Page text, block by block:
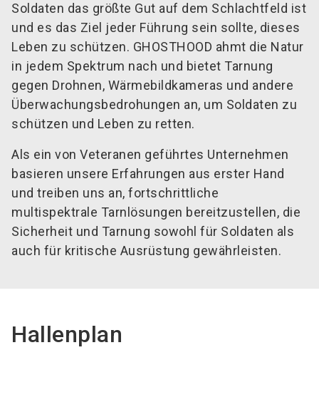
Soldaten das größte Gut auf dem Schlachtfeld ist
und es das Ziel jeder Führung sein sollte, dieses
Leben zu schützen. GHOSTHOOD ahmt die Natur
in jedem Spektrum nach und bietet Tarnung
gegen Drohnen, Wärmebildkameras und andere
Überwachungsbedrohungen an, um Soldaten zu
schützen und Leben zu retten.
Als ein von Veteranen geführtes Unternehmen
basieren unsere Erfahrungen aus erster Hand
und treiben uns an, fortschrittliche
multispektrale Tarnlösungen bereitzustellen, die
Sicherheit und Tarnung sowohl für Soldaten als
auch für kritische Ausrüstung gewährleisten.
Hallenplan